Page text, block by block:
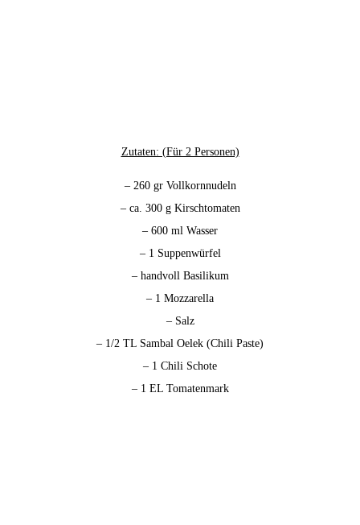
Zutaten: (Für 2 Personen)
– 260 gr Vollkornnudeln
– ca. 300 g Kirschtomaten
– 600 ml Wasser
– 1 Suppenwürfel
– handvoll Basilikum
– 1 Mozzarella
– Salz
– 1/2 TL Sambal Oelek (Chili Paste)
– 1 Chili Schote
– 1 EL Tomatenmark